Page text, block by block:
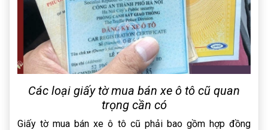
Các loại giấy tờ mua bán xe ô tô cũ quan
trọng cần có
Giấy tờ mua bán xe ô tô cũ phải bao gồm hợp đồng